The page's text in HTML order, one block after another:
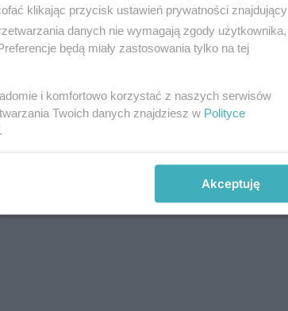
klikając przycisk ustawień prywatności znajdujący
danych nie wymagają zgody użytkownika,
będą miały zastosowania tylko na tej
i komfortowo korzystać z naszych serwisów
Twoich danych znajdziesz w Polityce
Akceptuję